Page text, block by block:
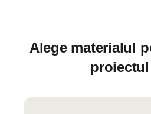
Alege materialul
proiectul